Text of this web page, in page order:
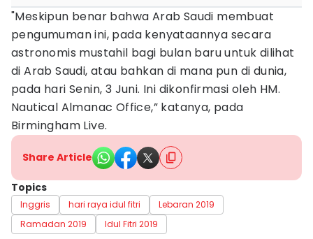
"Meskipun benar bahwa Arab Saudi membuat
pengumuman ini, pada kenyataannya secara
astronomis mustahil bagi bulan baru untuk dilihat
di Arab Saudi, atau bahkan di mana pun di dunia,
pada hari Senin, 3 Juni. Ini dikonfirmasi oleh HM.
Nautical Almanac Office,” katanya, pada
Birmingham Live.
Share Article
Topics
Inggris hari raya idul fitri
Lebaran 2019
Ramadan 2019
Idul Fitri 2019